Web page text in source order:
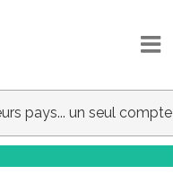
pays... un seul compte